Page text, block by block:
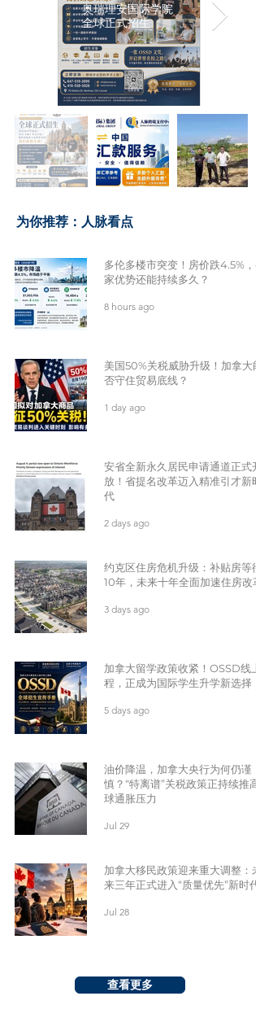
奥瑞理安国际学院
全球正式招生
​为你推荐：人脉看点
多伦多楼市突变！房价跌4.5%，买
家优势还能持续多久？
8 hours ago
美国50%关税威胁升级！加拿大能
否守住贸易底线？
1 day ago
安省全新永久居民申请通道正式开
放！省提名改革迈入精准引才新时
代
2 days ago
约克区住房危机升级：补贴房等待
10年，未来十年全面加速住房改革
3 days ago
加拿大留学政策收紧！OSSD线上
程，正成为国际学生升学新选择
5 days ago
油价降温，加拿大央行为何仍谨
慎？“特离谱”关税政策正持续推高
球通胀压力
Jul 29
加拿大移民政策迎来重大调整：未
来三年正式进入“质量优先”新时代
Jul 28
查看更多